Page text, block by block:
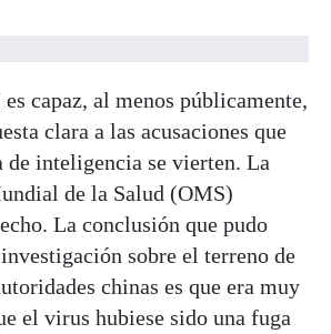
capaz, al menos públicamente,
clara a las acusaciones que
de inteligencia se vierten. La
de la Salud (OMS)
La conclusión que pudo
sobre el terreno de
chinas es que era muy
el virus hubiese sido una fuga